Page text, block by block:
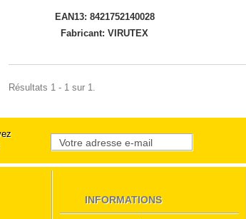
EAN13: 8421752140028
Fabricant: VIRUTEX
Résultats 1 - 1 sur 1.
INFORMATIONS